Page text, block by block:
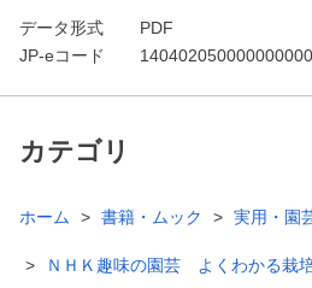
データ形式
PDF
JP-eコード
カテゴリ
ホーム 書籍・ムック 実用・園
ＮＨＫ趣味の園芸 よくわかる栽